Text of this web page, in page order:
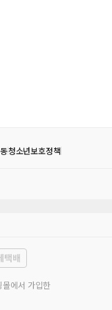
청소년보호정책
택배
몰에서 가입한